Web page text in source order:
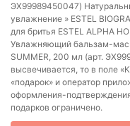
ЭХ99989450047)
увлажнение » ESTEL
для бритья ESTEL ALPHA
Увлажняющий бальзам-
SUMMER, 200 мл (арт.
высвечивается, то в поле
«подарок» и оператор
оформления-
подарков ограничено.